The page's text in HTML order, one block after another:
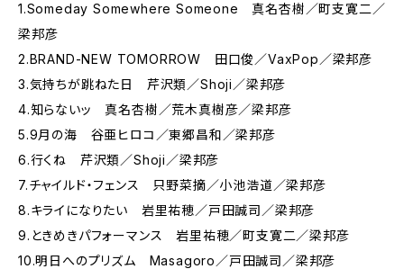
1.Someday Somewhere Someone 真名杏樹／町支寛二／
梁邦彦
2.BRAND-NEW TOMORROW 田口俊／VaxPop／梁邦彦
3.気持ちが跳ねた日 芹沢類／Shoji／梁邦彦
4.知らないッ 真名杏樹／荒木真樹彦／梁邦彦
5.9月の海 谷亜ヒロコ／東郷昌和／梁邦彦
6.行くね 芹沢類／Shoji／梁邦彦
7.チャイルド・フェンス 只野菜摘／小池浩道／梁邦彦
8.キライになりたい 岩里祐穂／戸田誠司／梁邦彦
9.ときめきパフォーマンス 岩里祐穂／町支寛二／梁邦彦
10.明日へのプリズム Masagoro／戸田誠司／梁邦彦